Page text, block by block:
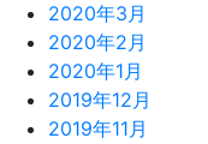
2020年3月
2020年2月
2020年1月
2019年12月
2019年11月